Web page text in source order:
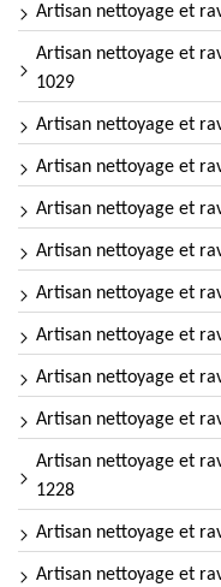
Artisan nettoyage et
Artisan nettoyage et
1029
Artisan nettoyage et
Artisan nettoyage et
Artisan nettoyage et
Artisan nettoyage et
Artisan nettoyage et
Artisan nettoyage et
Artisan nettoyage et
Artisan nettoyage et
Artisan nettoyage et
1228
Artisan nettoyage et
Artisan nettoyage et